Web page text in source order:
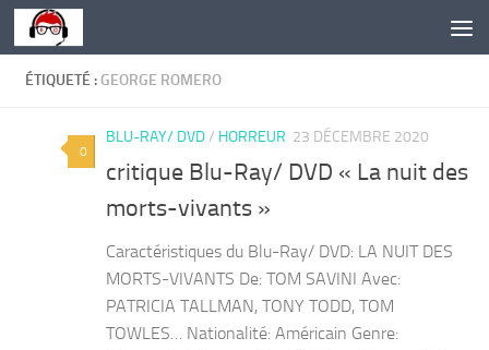
Skip to content
ÉTIQUETÉ : GEORGE ROMERO
0
BLU-RAY/ DVD/ HORREUR 23 DÉCEMBRE 2020
critique Blu-Ray/ DVD « La nuit des
morts-vivants »
Caractéristiques du Blu-Ray/ DVD: LA NUIT DES
MORTS-VIVANTS De: TOM SAVINI Avec:
PATRICIA TALLMAN, TONY TODD, TOM
TOWLES… Nationalité: Américain Genre: